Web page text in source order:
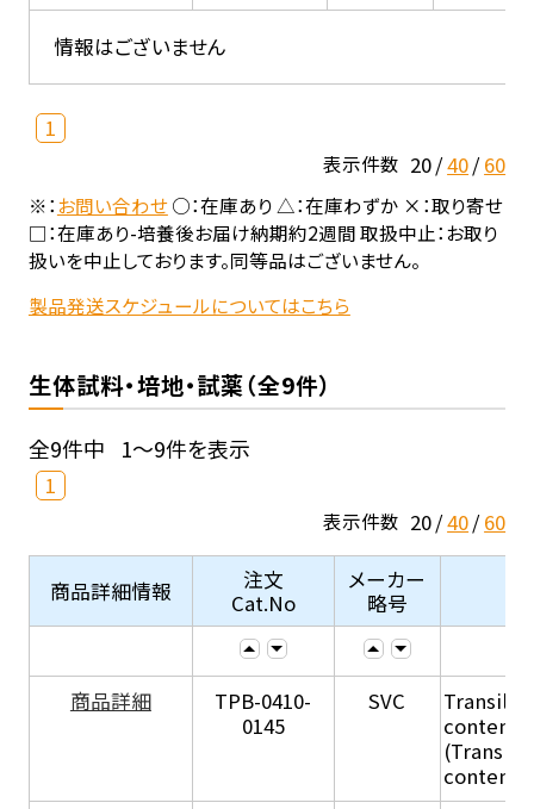
情報はございません
1
表示件数 20 40 60
※：お問い合わせ○：在庫あり △：在庫わずか ×：取り寄せ
□：在庫あり-培養後お届け納期約2週間 取扱中止：お取り
扱いを中止しております。同等品はございません。
製品発送スケジュールについてはこちら
生体試料・培地・試薬（全9件）
全9件中 1～9件を表示
1
表示件数 20 40 60
商品詳細情報
注文
Cat.No
メーカー
略号
商品詳細
TPB-0410-
0145
SVC
Transil
content
(Transil
content